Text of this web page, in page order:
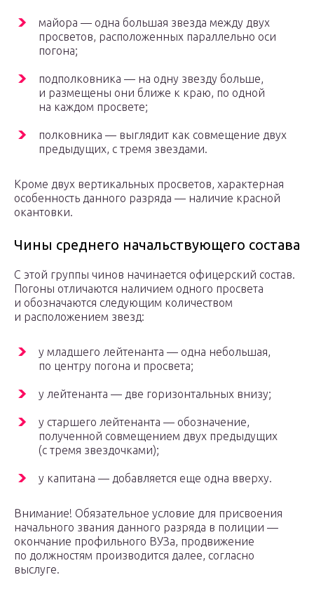
майора — одна большая звезда между двух
просветов, расположенных параллельно оси
погона;
подполковника — на одну звезду больше,
и размещены они ближе к краю, по одной
на каждом просвете;
полковника — выглядит как совмещение двух
предыдущих, с тремя звездами.
Кроме двух вертикальных просветов, характерная
особенность данного разряда — наличие красной
окантовки.
Чины среднего начальствующего состава
С этой группы чинов начинается офицерский состав.
Погоны отличаются наличием одного просвета
и обозначаются следующим количеством
и расположением звезд:
у младшего лейтенанта — одна небольшая,
по центру погона и просвета;
у лейтенанта — две горизонтальных внизу;
у старшего лейтенанта — обозначение,
полученной совмещением двух предыдущих
(с тремя звездочками);
у капитана — добавляется еще одна вверху.
Внимание! Обязательное условие для присвоения
начального звания данного разряда в полиции —
окончание профильного ВУЗа, продвижение
по должностям производится далее, согласно
выслуге.